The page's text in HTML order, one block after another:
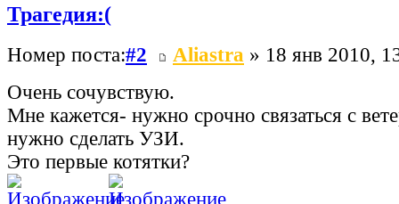
Трагедия:(
Номер поста:#2 Aliastra » 18 янв 2010,
Очень сочувствую.
Мне кажется- нужно срочно связаться с
нужно сделать УЗИ.
Это первые котятки?